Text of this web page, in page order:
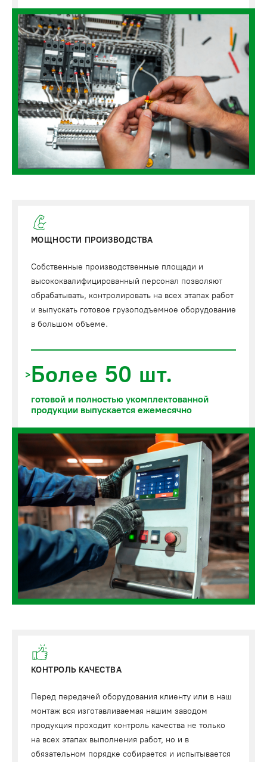
МОЩНОСТИ ПРОИЗВОДСТВА
Собственные производственные площади и
высококвалифицированный персонал позволяют
обрабатывать, контролировать на всех этапах работ
и выпускать готовое грузоподъемное оборудование
в большом объеме.
Более 50 шт.
готовой и полностью укомплектованной
продукции выпускается ежемесячно
КОНТРОЛЬ КАЧЕСТВА
Перед передачей оборудования клиенту или в наш
монтаж вся изготавливаемая нашим заводом
продукция проходит контроль качества не только
на всех этапах выполнения работ, но и в
обязательном порядке собирается и испытывается